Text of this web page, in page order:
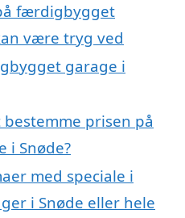
færdigbygget
være tryg ved
garage i
prisen på
i Snøde?
med speciale i
i Snøde eller hele